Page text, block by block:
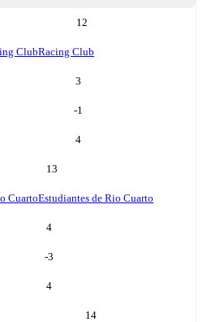
12
ClubRacing Club
3
-1
4
13
CuartoEstudiantes de Rio Cuarto
4
-3
4
14